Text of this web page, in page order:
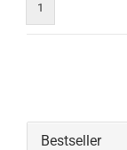
1
Bestseller